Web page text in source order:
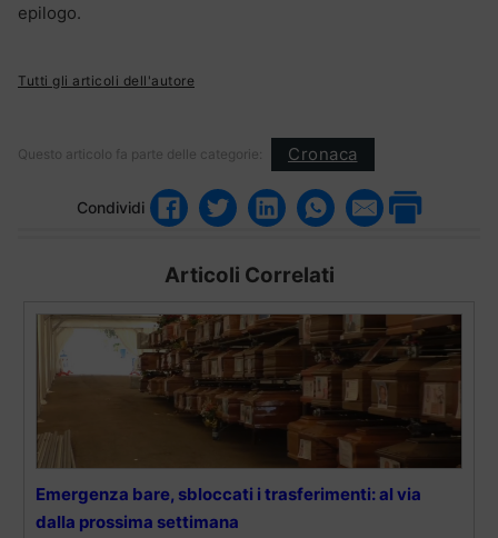
epilogo.
Tutti gli articoli dell'autore
Questo articolo fa parte delle categorie: Cronaca
Condividi
Articoli Correlati
Emergenza bare, sbloccati i trasferimenti: al via
dalla prossima settimana